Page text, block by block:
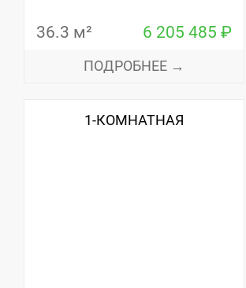
36.3 м² 6 205 485 ₽
ПОДРОБНЕЕ →
1-КОМНАТНАЯ